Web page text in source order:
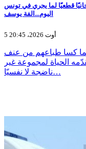
قطعيّا لما يجري في تونس
اليوم...الفة يوسف
5 أوت 2026، 20:45
كسا طباعهم من عنف
الحياة لمجموعة غير
ناضجة لا نفسيّا…